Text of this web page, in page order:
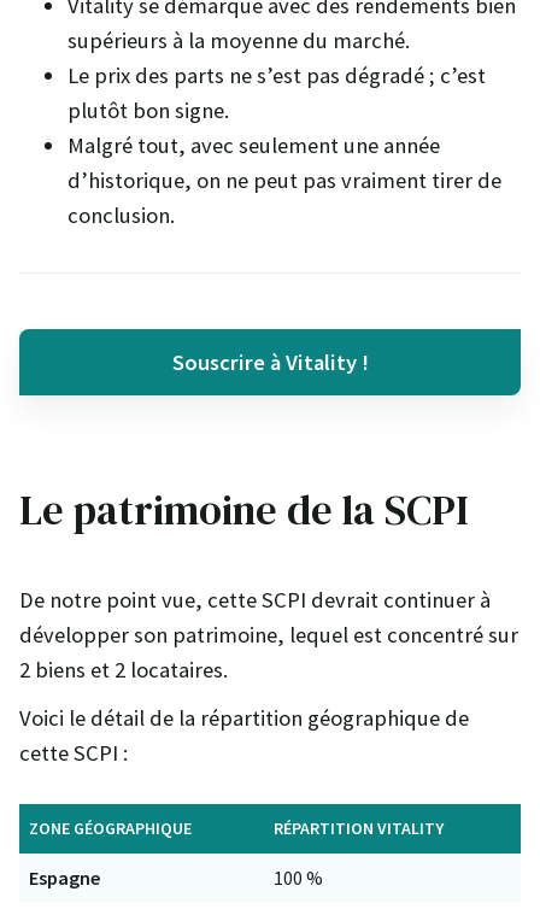
supérieurs à la moyenne du marché.
Le prix des parts ne s’est pas dégradé ; c’est
plutôt bon signe.
Malgré tout, avec seulement une année
d’historique, on ne peut pas vraiment tirer de
conclusion.
Souscrire à Vitality !
Le patrimoine de la SCPI
De notre point vue, cette SCPI devrait continuer à
développer son patrimoine, lequel est concentré sur
2 biens et 2 locataires.
Voici le détail de la répartition géographique de
cette SCPI :
ZONE GÉOGRAPHIQUE RÉPARTITION VITALITY
Espagne 100 %